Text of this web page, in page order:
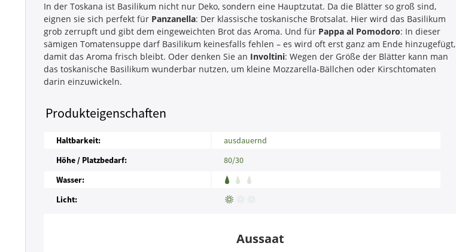
In der Toskana ist Basilikum nicht nur Deko, sondern eine Hauptzutat. Da die Blätter so groß sind,
eignen sie sich perfekt für Panzanella: Der klassische toskanische Brotsalat. Hier wird das Basilikum
grob zerrupft und gibt dem eingeweichten Brot das Aroma. Und für Pappa al Pomodoro: In dieser
sämigen Tomatensuppe darf Basilikum keinesfalls fehlen – es wird oft erst ganz am Ende hinzugefügt,
damit das Aroma frisch bleibt. Oder denken Sie an Involtini: Wegen der Größe der Blätter kann man
das toskanische Basilikum wunderbar nutzen, um kleine Mozzarella-Bällchen oder Kirschtomaten
darin einzuwickeln.
Produkteigenschaften
Haltbarkeit:
ausdauernd
Höhe / Platzbedarf:
80/30
Wasser:
Licht:
Aussaat